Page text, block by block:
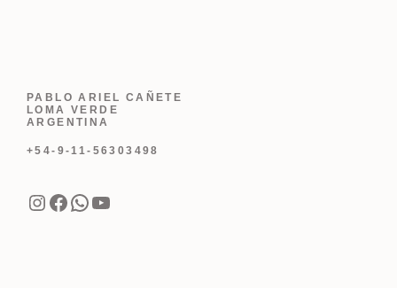
PABLO ARIEL CAÑETE
LOMA VERDE
ARGENTINA
+54-9-11-56303498
Instagram
Facebook
WhatsApp
YouTube